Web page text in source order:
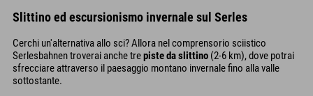
Slittino ed escursionismo invernale sul Serles
Cerchi un'alternativa allo sci? Allora nel comprensorio sciistico
Serlesbahnen troverai anche trepiste da slittino (2-6 km), dove potrai
sfrecciare attraverso il paesaggio montano invernale fino alla valle
sottostante.